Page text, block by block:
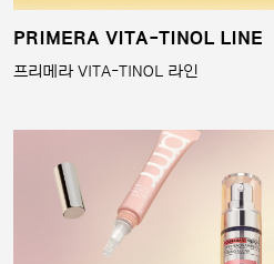
PRIMERA VITA-TINOL LINE
프리메라 VITA-TINOL 라인